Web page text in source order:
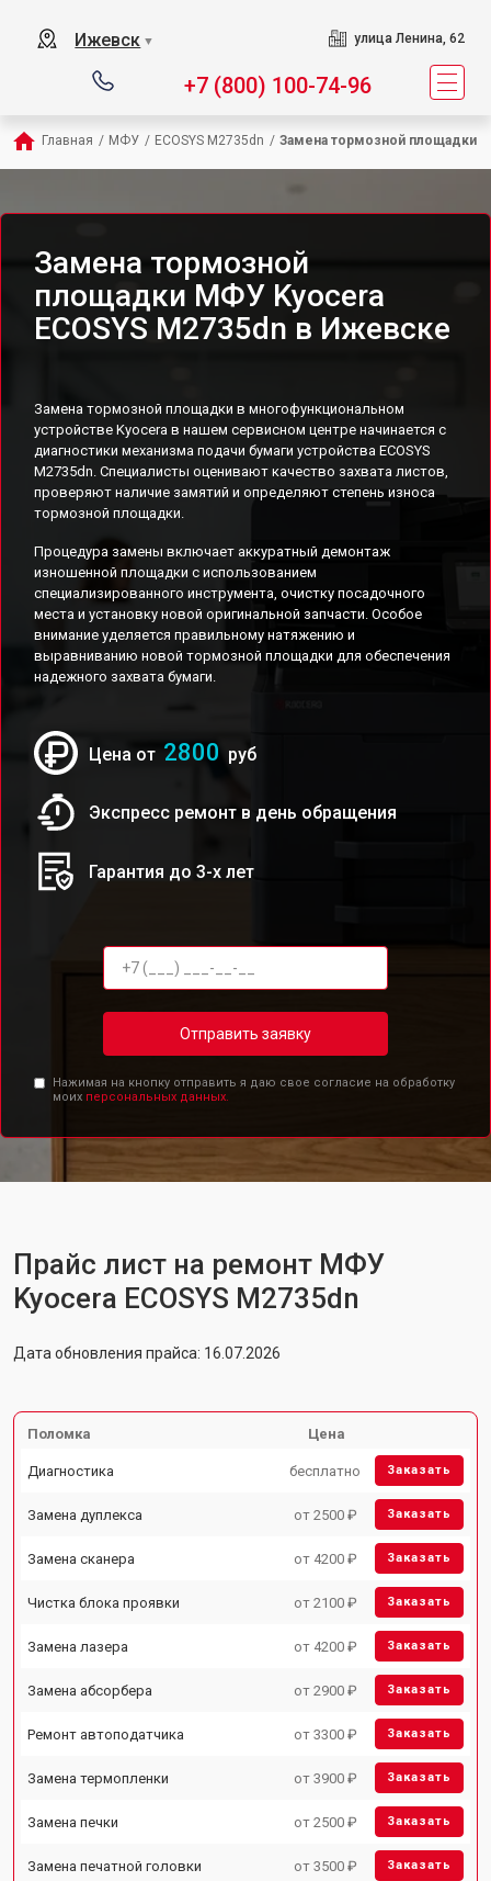
Ижевск ▼ улица Ленина, 62
+7 (800) 100-74-96
Главная / МФУ / ECOSYS M2735dn / Замена тормозной площадки
Замена тормозной
площадки МФУ Kyocera
ECOSYS M2735dn в Ижевске
Замена тормозной площадки в многофункциональном
устройстве Kyocera в нашем сервисном центре начинается с
диагностики механизма подачи бумаги устройства ECOSYS
M2735dn. Специалисты оценивают качество захвата листов,
проверяют наличие замятий и определяют степень износа
тормозной площадки.
Процедура замены включает аккуратный демонтаж
изношенной площадки с использованием
специализированного инструмента, очистку посадочного
места и установку новой оригинальной запчасти. Особое
внимание уделяется правильному натяжению и
выравниванию новой тормозной площадки для обеспечения
надежного захвата бумаги.
Цена от 2800 руб
Экспресс ремонт в день обращения
Гарантия до 3-х лет
Отправить заявку
Нажимая на кнопку отправить я даю свое согласие на обработку
моих персональных данных.
Прайс лист на ремонт МФУ
Kyocera ECOSYS M2735dn
Дата обновления прайса: 16.07.2026
Поломка Цена
Диагностика бесплатно Заказать
Замена дуплекса от 2500 ₽ Заказать
Замена сканера от 4200 ₽ Заказать
Чистка блока проявки от 2100 ₽ Заказать
Замена лазера от 4200 ₽ Заказать
Замена абсорбера от 2900 ₽ Заказать
Ремонт автоподатчика от 3300 ₽ Заказать
Замена термопленки от 3900 ₽ Заказать
Замена печки от 2500 ₽ Заказать
Замена печатной головки от 3500 ₽ Заказать